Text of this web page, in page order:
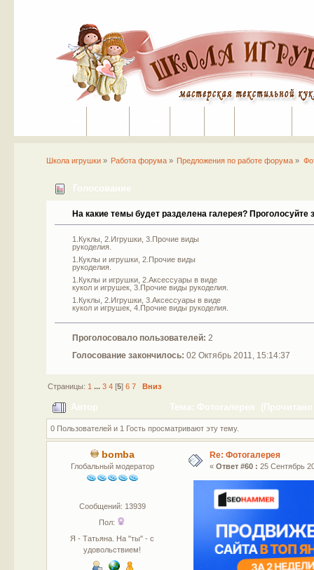
Школа игрушки» Работа форума » Предложения по работе форума »
Голосование
На какие темы будет разделена галерея? Проголосуйте
1.Куклы, 2.Игрушки, 3.Прочие виды
рукоделия.
1.Куклы и игрушки, 2.Прочие виды
рукоделия.
1.Куклы и игрушки, 2.Аксессуары в виде
кукол и игрушек, 3.Прочие виды рукоделия.
1.Куклы, 2.Игрушки, 3.Аксессуары в виде
кукол и игрушек, 4.Прочие виды рукоделия.
Проголосовало пользователей: 2
Голосование закончилось: 02 Октябрь 2011, 15:14:37
Страницы: 1 ... 3 4[5] 6 7 Вниз
Автор Тема: Фотогалерея (Прочитано
0 Пользователей и 1 Гость просматривают эту тему.
bomba
Глобальный модератор
Сообщений: 13939
Пол:
Я - Татьяна. На "ты" - с
удовольствием!
Re: Фотогалерея
« Ответ #60 : 25 Сентябрь